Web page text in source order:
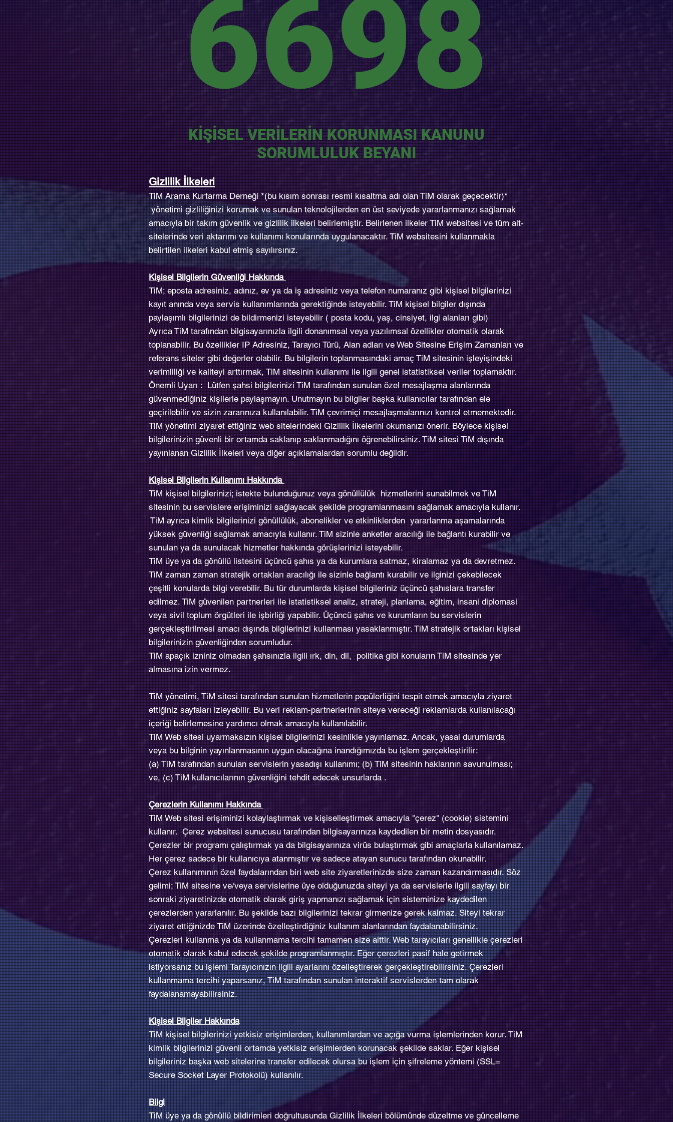
6698
KİŞİSEL VERİLERİN KORUNMASI KANUNU
SORUMLULUK BEYANI
Gizlilik İlkeleri
TiM Arama Kurtarma Derneği *(bu kısım sonrası resmi kısaltma adı olan TiMolarak geçecektir)*
yönetimi gizliliğinizi korumak ve sunulan teknolojilerden en üst seviyede yararlanmanızı sağlamak
amacıyla bir takım güvenlik ve gizlilik ilkeleri belirlemiştir. Belirlenen ilkeler TiM websitesi ve tüm alt-
sitelerinde veri aktarımı ve kullanımı konularında uygulanacaktır. TiM websitesini kullanmakla
belirtilen ilkeleri kabul etmiş sayılırsınız.
Kişisel Bilgilerin Güvenliği Hakkında
TiM; eposta adresiniz, adınız, ev ya da iş adresiniz veya telefon numaranız gibi kişisel bilgilerinizi
kayıt anında veya servis kullanımlarında gerektiğinde isteyebilir. TiM kişisel bilgiler dışında
paylaşımlı bilgilerinizi de bildirmenizi isteyebilir ( posta kodu, yaş, cinsiyet, ilgi alanları gibi)
Ayrıca TiM tarafından bilgisayarınızla ilgili donanımsal veya yazılımsal özellikler otomatik olarak
toplanabilir. Bu özellikler IP Adresiniz, Tarayıcı Türü, Alan adları ve Web Sitesine Erişim Zamanları ve
referans siteler gibi değerler olabilir. Bu bilgilerin toplanmasındaki amaç TiM sitesinin işleyişindeki
verimliliği ve kaliteyi arttırmak, TiM sitesinin kullanımı ile ilgili genel istatistiksel veriler toplamaktır.
Önemli Uyarı : Lütfen şahsi bilgilerinizi TiM tarafından sunulan özel mesajlaşma alanlarında
güvenmediğiniz kişilerle paylaşmayın. Unutmayın bu bilgiler başka kullanıcılar tarafından ele
geçirilebilir ve sizin zararınıza kullanılabilir. TiM çevrimiçi mesajlaşmalarınızı kontrol etmemektedir.
TiM yönetimi ziyaret ettiğiniz web sitelerindeki Gizlilik İlkelerini okumanızı önerir. Böylece kişisel
bilgilerinizin güvenli bir ortamda saklanıp saklanmadığını öğrenebilirsiniz. TiM sitesi TiM dışında
yayınlanan Gizlilik İlkeleri veya diğer açıklamalardan sorumlu değildir.
Kişisel Bilgilerin Kullanımı Hakkında
TiM kişisel bilgilerinizi; istekte bulunduğunuz veya gönüllülük hizmetlerini sunabilmek ve TiM
sitesinin bu servislere erişiminizi sağlayacak şekilde programlanmasını sağlamak amacıyla kullanır.
TiM ayrıca kimlik bilgilerinizi gönüllülük, abonelikler ve etkinliklerden yararlanma aşamalarında
yüksek güvenliği sağlamak amacıyla kullanır. TiM sizinle anketler aracılığı ile bağlantı kurabilir ve
sunulan ya da sunulacak hizmetler hakkında görüşlerinizi isteyebilir.
TiM üye ya da gönüllü listesini üçüncü şahıs ya da kurumlara satmaz, kiralamaz ya da devretmez.
TiM zaman zaman stratejik ortakları aracılığı ile sizinle bağlantı kurabilir ve ilginizi çekebilecek
çeşitli konularda bilgi verebilir. Bu tür durumlarda kişisel bilgileriniz üçüncü şahıslara transfer
edilmez. TiM güvenilen partnerleri ile istatistiksel analiz, strateji, planlama, eğitim, insani diplomasi
veya sivil toplum örgütleri ile işbirliği yapabilir. Üçüncü şahıs ve kurumların bu servislerin
gerçekleştirilmesi amacı dışında bilgilerinizi kullanması yasaklanmıştır. TiM stratejik ortakları kişisel
bilgilerinizin güvenliğinden sorumludur.
TiM apaçık izniniz olmadan şahsınızla ilgili ırk, din, dil, politika gibi konuların TiM sitesinde yer
almasına izin vermez.
TiM yönetimi, TiM sitesi tarafından sunulan hizmetlerin popülerliğini tespit etmek amacıyla ziyaret
ettiğiniz sayfaları izleyebilir. Bu veri reklam-partnerlerinin siteye vereceği reklamlarda kullanılacağı
içeriği belirlemesine yardımcı olmak amacıyla kullanılabilir.
TiM Web sitesi uyarmaksızın kişisel bilgilerinizi kesinlikle yayınlamaz. Ancak, yasal durumlarda
veya bu bilginin yayınlanmasının uygun olacağına inandığımızda bu işlem gerçekleştirilir:
(a) TiM tarafından sunulan servislerin yasadışı kullanımı; (b) TiM sitesinin haklarının savunulması;
ve, (c) TiM kullanıcılarının güvenliğini tehdit edecek unsurlarda .
Çerezlerin Kullanımı Hakkında
TiM Web sitesi erişiminizi kolaylaştırmak ve kişiselleştirmek amacıyla "çerez" (cookie) sistemini
kullanır. Çerez websitesi sunucusu tarafından bilgisayarınıza kaydedilen bir metin dosyasıdır.
Çerezler bir programı çalıştırmak ya da bilgisayarınıza virüs bulaştırmak gibi amaçlarla kullanılamaz.
Her çerez sadece bir kullanıcıya atanmıştır ve sadece atayan sunucu tarafından okunabilir.
Çerez kullanımının özel faydalarından biri web site ziyaretlerinizde size zaman kazandırmasıdır. Söz
gelimi; TiM sitesine ve/veya servislerine üye olduğunuzda siteyi ya da servislerle ilgili sayfayı bir
sonraki ziyaretinizde otomatik olarak giriş yapmanızı sağlamak için sisteminize kaydedilen
çerezlerden yararlanılır. Bu şekilde bazı bilgilerinizi tekrar girmenize gerek kalmaz. Siteyi tekrar
ziyaret ettiğinizde TiM üzerinde özelleştirdiğiniz kullanım alanlarından faydalanabilirsiniz.
Çerezleri kullanma ya da kullanmama tercihi tamamen size aittir. Web tarayıcıları genellikle çerezleri
otomatik olarak kabul edecek şekilde programlanmıştır. Eğer çerezleri pasif hale getirmek
istiyorsanız bu işlemi Tarayıcınızın ilgili ayarlarını özelleştirerek gerçekleştirebilirsiniz. Çerezleri
kullanmama tercihi yaparsanız, TiM tarafından sunulan interaktif servislerden tam olarak
faydalanamayabilirsiniz.
Kişisel Bilgiler Hakkında
TiM kişisel bilgilerinizi yetkisiz erişimlerden, kullanımlardan ve açığa vurma işlemlerinden korur. TiM
kimlik bilgilerinizi güvenli ortamda yetkisiz erişimlerden korunacak şekilde saklar. Eğer kişisel
bilgileriniz başka web sitelerine transfer edilecek olursa bu işlem için şifreleme yöntemi (SSL=
Secure Socket Layer Protokolü) kullanılır.
Bilgi
TiM üye ya da gönüllü bildirimleri doğrultusunda Gizlilik İlkeleri bölümünde düzeltme ve güncelleme